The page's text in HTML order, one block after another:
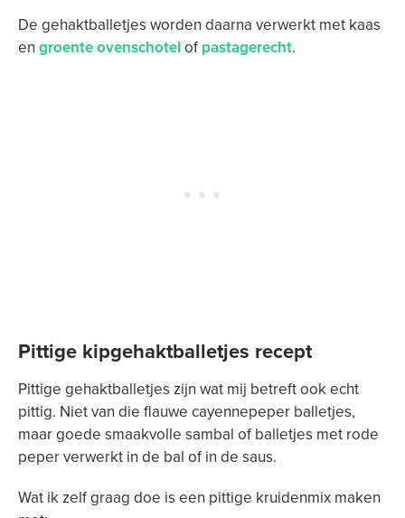
De gehaktballetjes worden daarna verwerkt met kaas
en groente ovenschotelof pastagerecht.
Pittige kipgehaktballetjes recept
Pittige gehaktballetjes zijn wat mij betreft ook echt
pittig. Niet van die flauwe cayennepeper balletjes,
maar goede smaakvolle sambal of balletjes met rode
peper verwerkt in de bal of in de saus.
Wat ik zelf graag doe is een pittige kruidenmix maken